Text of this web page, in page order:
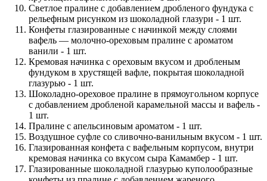
Светлое пралине с добавлением дробленого фундука с
рельефным рисунком из шоколадной глазури - 1 шт.
Конфеты глазированные с начинкой между слоями
вафель — молочно-ореховым пралине с ароматом
ванили - 1 шт.
Кремовая начинка с ореховым вкусом и дробленым
фундуком в хрустящей вафле, покрытая шоколадной
глазурью - 1 шт.
Шоколадно-ореховое пралине в прямоугольном корпусе
с добавлением дробленой карамельной массы и вафель -
1 шт.
Пралине с апельсиновым ароматом - 1 шт.
Воздушное суфле со сливочно-ванильным вкусом - 1 шт.
Глазированная конфета с вафельным корпусом, внутри
кремовая начинка со вкусом сыра Камамбер - 1 шт.
Глазированные шоколадной глазурью куполообразные